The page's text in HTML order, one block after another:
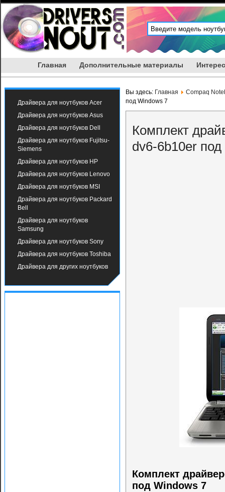
Главная Дополнительные материалы
Драйвера для ноутбуков Acer
Драйвера для ноутбуков Asus
Драйвера для ноутбуков Dell
Драйвера для ноутбуков Fujitsu-
Siemens
Драйвера для ноутбуков HP
Драйвера для ноутбуков Lenovo
Драйвера для ноутбуков MSI
Драйвера для ноутбуков Packard
Bell
Драйвера для ноутбуков
Samsung
Драйвера для ноутбуков Sony
Драйвера для ноутбуков Toshiba
Драйвера для других ноутбуков
Вы здесь: Главная
Compaq
под Windows 7
Комплект
dv6-6b10er
Комплект
под Windows 7